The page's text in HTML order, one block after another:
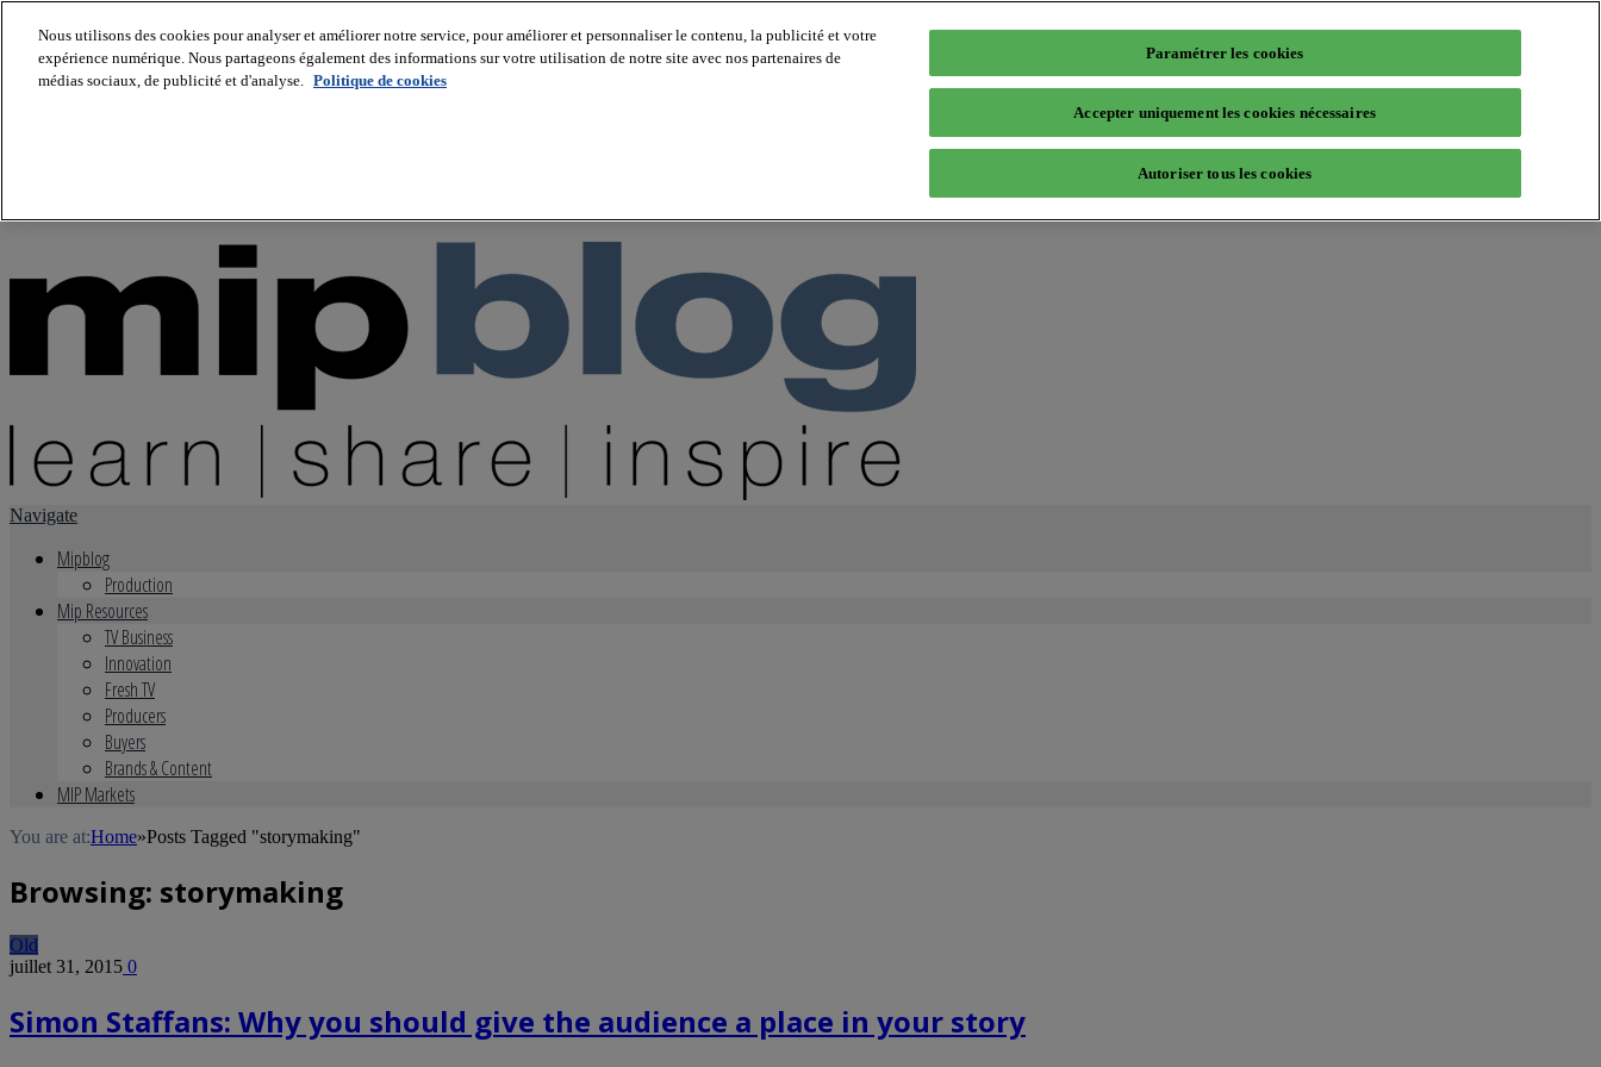
About us
Navigate
Mipblog
Production
Mip Resources
TV Business
Innovation
Fresh TV
Producers
Buyers
Brands & Content
MIP Markets
You are at:Home»Posts Tagged "storymaking"
Browsing: storymaking
Old
juillet 31, 2015 0
Simon Staffans: Why you should give the audience a place in your story
Nous utilisons des cookies pour analyser et améliorer notre service, pour améliorer et personnaliser le contenu, la publicité et votre
expérience numérique. Nous partageons également des informations sur votre utilisation de notre site avec nos partenaires de
médias sociaux, de publicité et d'analyse. Politique de cookies
Paramétrer les cookies
Accepter uniquement les cookies nécessaires
Autoriser tous les cookies